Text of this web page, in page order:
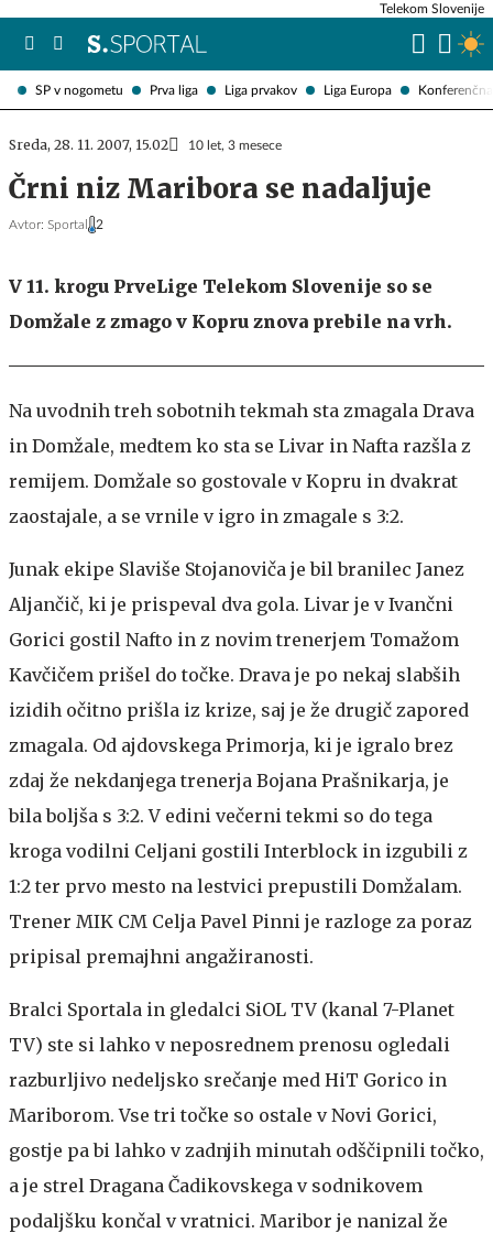
SP v nogometu Prva liga Liga prvakov Liga Europa
Telekom Slovenije
Sreda, 28. 11. 2007, 15.02 10 let, 3 mesece
Črni niz Maribora se nadaljuje
Avtor: Sportal 2
V 11. krogu PrveLige Telekom Slovenije so se
Domžale z zmago v Kopru znova prebile na vrh.
Na uvodnih treh sobotnih tekmah sta zmagala Drava
in Domžale, medtem ko sta se Livar in Nafta razšla z
remijem. Domžale so gostovale v Kopru in dvakrat
zaostajale, a se vrnile v igro in zmagale s 3:2.
Junak ekipe Slaviše Stojanoviča je bil branilec Janez
Aljančič, ki je prispeval dva gola. Livar je v Ivančni
Gorici gostil Nafto in z novim trenerjem Tomažom
Kavčičem prišel do točke. Drava je po nekaj slabših
izidih očitno prišla iz krize, saj je že drugič zapored
zmagala. Od ajdovskega Primorja, ki je igralo brez
zdaj že nekdanjega trenerja Bojana Prašnikarja, je
bila boljša s 3:2. V edini večerni tekmi so do tega
kroga vodilni Celjani gostili Interblock in izgubili z
1:2 ter prvo mesto na lestvici prepustili Domžalam.
Trener MIK CM Celja Pavel Pinni je razloge za poraz
pripisal premajhni angažiranosti.
Bralci Sportala in gledalci SiOL TV (kanal 7-Planet
TV) ste si lahko v neposrednem prenosu ogledali
razburljivo nedeljsko srečanje med HiT Gorico in
Mariborom. Vse tri točke so ostale v Novi Gorici,
gostje pa bi lahko v zadnjih minutah odščipnili točko,
a je strel Dragana Čadikovskega v sodnikovem
podaljšku končal v vratnici. Maribor je nanizal že